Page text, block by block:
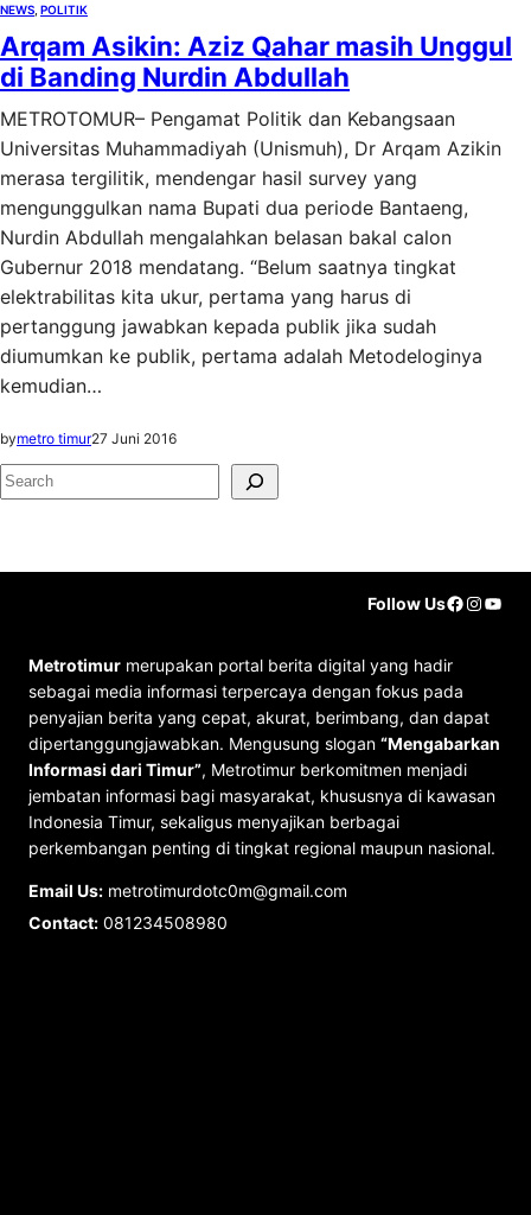
NEWS POLITIK
Arqam Asikin: Aziz Qahar masih Unggul
di Banding Nurdin Abdullah
METROTOMUR– Pengamat Politik dan Kebangsaan
Universitas Muhammadiyah (Unismuh), Dr Arqam Azikin
merasa tergilitik, mendengar hasil survey yang
mengunggulkan nama Bupati dua periode Bantaeng,
Nurdin Abdullah mengalahkan belasan bakal calon
Gubernur 2018 mendatang. “Belum saatnya tingkat
elektrabilitas kita ukur, pertama yang harus di
pertanggung jawabkan kepada publik jika sudah
diumumkan ke publik, pertama adalah Metodeloginya
kemudian…
bymetro timur27 Juni 2016
S
r
Follow Us
Metrotimur merupakan portal berita digital yang hadir
sebagai media informasi terpercaya dengan fokus pada
penyajian berita yang cepat, akurat, berimbang, dan dapat
dipertanggungjawabkan. Mengusung slogan “Mengabarkan
Informasi dari Timur”, Metrotimur berkomitmen menjadi
jembatan informasi bagi masyarakat, khususnya di kawasan
Indonesia Timur, sekaligus menyajikan berbagai
perkembangan penting di tingkat regional maupun nasional.
Email Us: metrotimurdotc0m@gmail.com
Contact: 081234508980